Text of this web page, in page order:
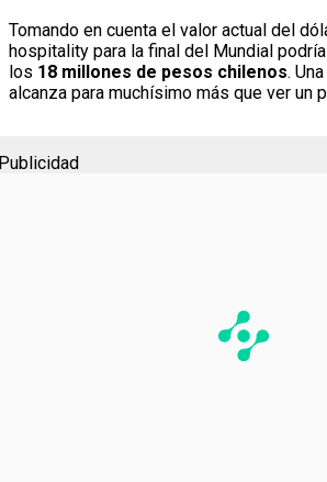
Tomando en cuenta el valor actual del
hospitality para la final del Mundial
los 18 millones de pesos chilenos.
alcanza para muchísimo más que ver un